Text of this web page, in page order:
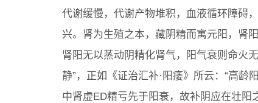
代谢缓慢，代谢产物堆积，血液循环障碍
兴。肾为生殖之本，藏阴精而寓元阳，肾
肾阳无以蒸动阴精化肾气，阳气衰则命火
静”，正如《证治汇补·阳痿》所云：“高
中肾虚ED精亏先于阳衰，故补阴应在壮阳